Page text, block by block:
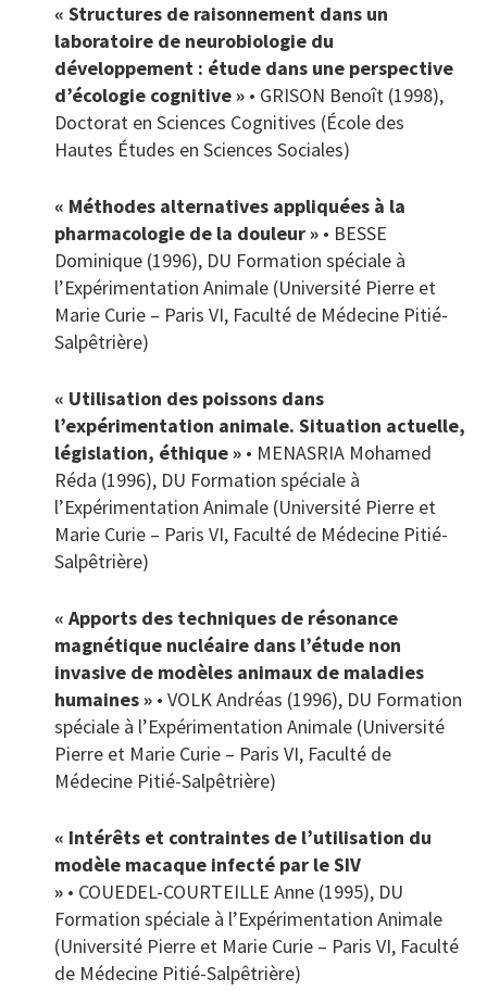
« Structures de raisonnement dans un
laboratoire de neurobiologie du
développement : étude dans une perspective
d’écologie cognitive » • GRISON Benoît (1998),
Doctorat en Sciences Cognitives (École des
Hautes Études en Sciences Sociales)
« Méthodes alternatives appliquées à la
pharmacologie de la douleur » • BESSE
Dominique (1996), DU Formation spéciale à
l’Expérimentation Animale (Université Pierre et
Marie Curie – Paris VI, Faculté de Médecine Pitié-
Salpêtrière)
« Utilisation des poissons dans
l’expérimentation animale. Situation actuelle,
législation, éthique » • MENASRIA Mohamed
Réda (1996), DU Formation spéciale à
l’Expérimentation Animale (Université Pierre et
Marie Curie – Paris VI, Faculté de Médecine Pitié-
Salpêtrière)
« Apports des techniques de résonance
magnétique nucléaire dans l’étude non
invasive de modèles animaux de maladies
humaines » • VOLK Andréas (1996), DU Formation
spéciale à l’Expérimentation Animale (Université
Pierre et Marie Curie – Paris VI, Faculté de
Médecine Pitié-Salpêtrière)
« Intérêts et contraintes de l’utilisation du
modèle macaque infecté par le SIV
» • COUEDEL-COURTEILLE Anne (1995), DU
Formation spéciale à l’Expérimentation Animale
(Université Pierre et Marie Curie – Paris VI, Faculté
de Médecine Pitié-Salpêtrière)